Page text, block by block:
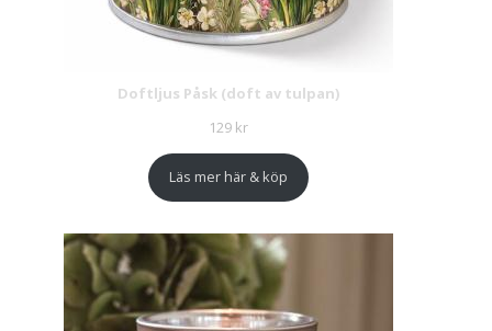
Doftljus Påsk (doft av tulpan)
129 kr
Läs mer här & köp